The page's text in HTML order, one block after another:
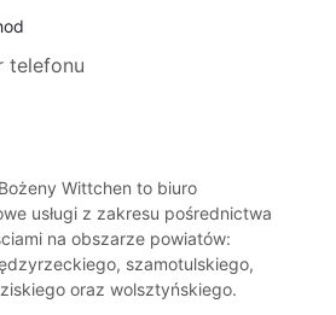
telefonu
Bożeny Wittchen to biuro
usługi z zakresu pośrednictwa
na obszarze powiatów:
szamotulskiego,
oraz wolsztyńskiego.